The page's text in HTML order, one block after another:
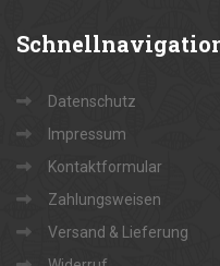
Datenschutz
Impressum
Kontaktformular
Zahlungsweisen
Versand & Lieferung